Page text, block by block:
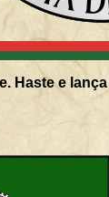
Haste e